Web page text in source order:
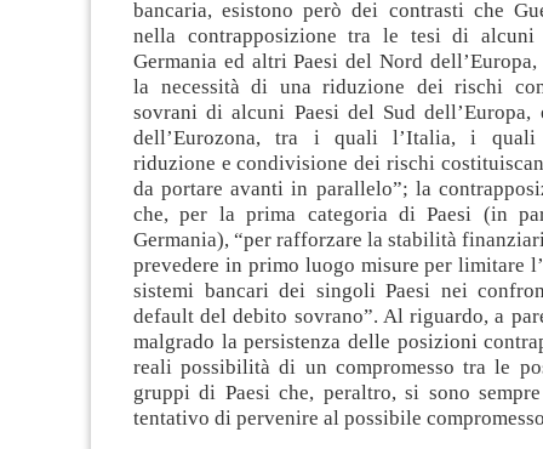
bancaria, esistono però dei contrasti che
nella contrapposizione tra le tesi di alcuni
Germania ed altri Paesi del Nord dell’Europa,
la necessità di una riduzione dei rischi
sovrani di alcuni Paesi del Sud
dell’Eurozona, tra i quali l’Italia, i quali
riduzione e condivisione dei rischi
da portare avanti in parallelo”; la
che, per la prima categoria di Paesi (in
Germania), “per rafforzare la stabilità
prevedere in primo luogo misure per limitare
sistemi bancari dei singoli Paesi nei
default del debito sovrano”. Al riguardo, a
malgrado la persistenza delle posizioni
reali possibilità di un compromesso tra le
gruppi di Paesi che, peraltro, si sono
tentativo di pervenire al possibile